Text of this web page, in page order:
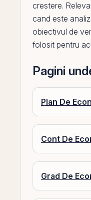
crestere.
cand este
obiectivul de
folosit pentru
Pagini
Plan De
Cont De
Grad De